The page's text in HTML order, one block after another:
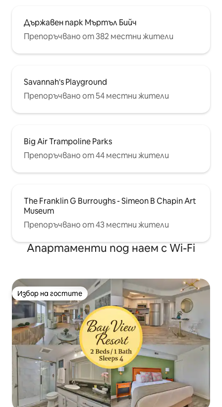
Държавен парк Мъртъл Бийч
Препоръчвано от 382 местни жители
Savannah's Playground
Препоръчвано от 54 местни жители
Big Air Trampoline Parks
Препоръчвано от 44 местни жители
The Franklin G Burroughs - Simeon B Chapin Art
Museum
Препоръчвано от 43 местни жители
Апартаменти под наем с Wi-Fi
Избор на гостите
Избор на гостите